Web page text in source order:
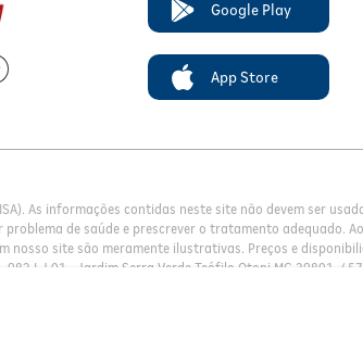
Google Play
App Store
As informações contidas neste site não devem ser
de saúde e prescrever o tratamento adequado.
site são meramente ilustrativas. Preços e
LJ 01 , Jardim Serra Verde Teófilo Otoni MG 39801-